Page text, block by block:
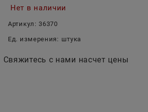
Нет в наличии
Артикул: 36370
Ед. измерения: штука
Свяжитесь с нами насчет цены